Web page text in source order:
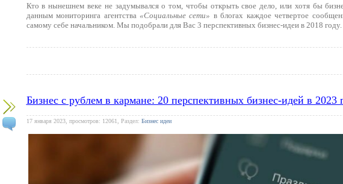
Кто в нынешнем веке не задумывался о том, чтобы открыть свое дело, или хотя бы
данным мониторинга агентства «Социальные сети» в блогах каждое четвертое
самому себе начальником. Мы подобрали для Вас 3 перспективных бизнес-идеи в 2018 году.
Бизнес с рублем в кармане: 20 перспективных бизнес-идей в 2023
17 января 2023, просмотров: 12061, Раздел: Бизнес идеи